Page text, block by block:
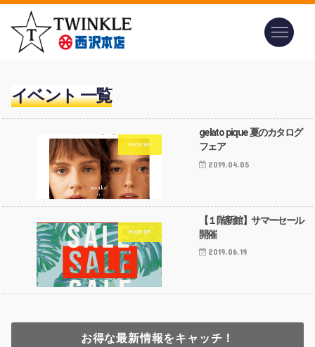
イベント 一覧
gelato pique 夏のカタログ
フェア
2019.04.05
【１階新館】サマーセール
開催
2019.06.19
お得な最新情報をキャッチ！